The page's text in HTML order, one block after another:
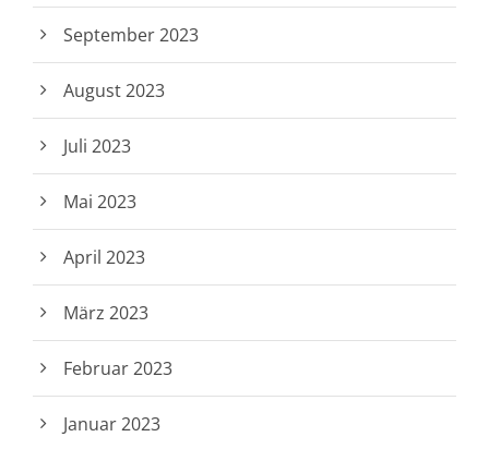
September 2023
August 2023
Juli 2023
Mai 2023
April 2023
März 2023
Februar 2023
Januar 2023